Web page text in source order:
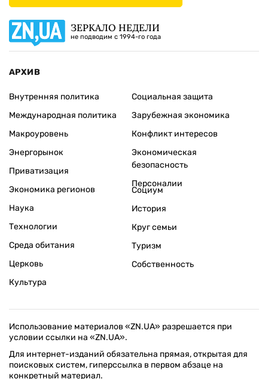
ЗЕРКАЛО НЕДЕЛИ
не подводим с 1994-го года
АРХИВ
Внутренняя политика
Международная политика
Макроуровень
Энергорынок
Приватизация
Экономика регионов
Социальная защита
Зарубежная экономика
Конфликт интересов
Экономическая
безопасность
Персоналии
Наука
Технологии
Среда обитания
Церковь
Культура
Социум
История
Круг семьи
Туризм
Собственность
Использование материалов «ZN.UA» разрешается при
условии ссылки на «ZN.UA».
Для интернет-изданий обязательна прямая, открытая для
поисковых систем, гиперссылка в первом абзаце на
конкретный материал.